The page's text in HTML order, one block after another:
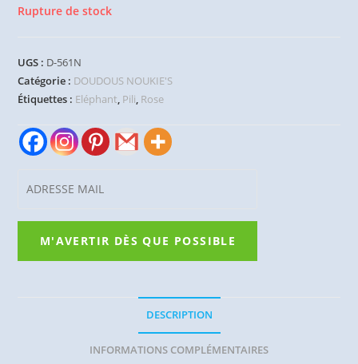
Rupture de stock
UGS : D-561N
Catégorie : DOUDOUS NOUKIE'S
Étiquettes : Eléphant, Pili, Rose
DESCRIPTION
INFORMATIONS COMPLÉMENTAIRES